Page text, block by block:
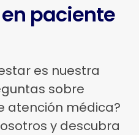
paciente
es nuestra
sobre
atención médica?
y descubra